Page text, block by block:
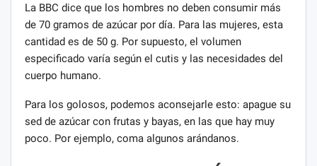
La BBC dice que los hombres no deben consumir más
de 70 gramos de azúcar por día. Para las mujeres, esta
cantidad es de 50 g. Por supuesto, el volumen
especificado varía según el cutis y las necesidades del
cuerpo humano.
Para los golosos, podemos aconsejarle esto: apague su
sed de azúcar con frutas y bayas, en las que hay muy
poco. Por ejemplo, coma algunos arándanos.